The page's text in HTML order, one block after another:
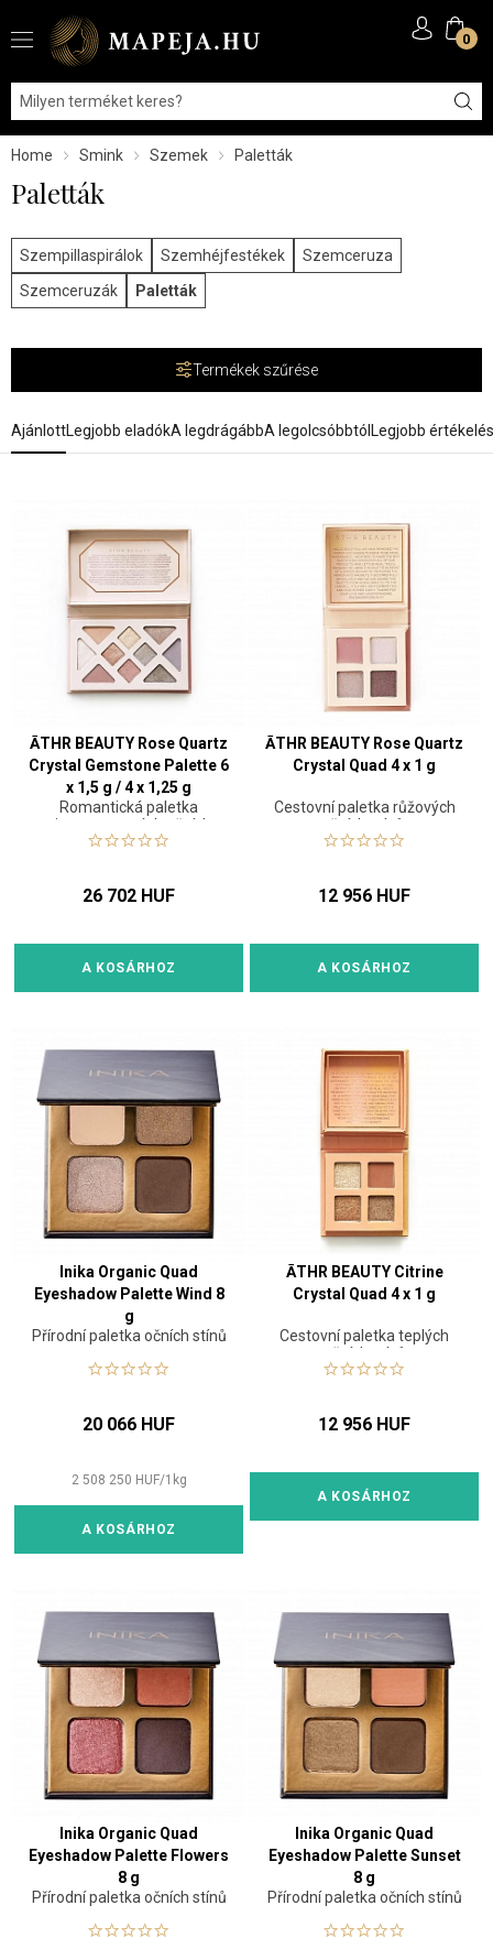
0
Home Smink Szemek Paletták
Paletták
Szempillaspirálok Szemhéjfestékek
Szemceruza
Szemceruzák
Paletták
Termékek szűrése
AjánlottLegjobb eladókA legdrágábbA legolcsóbbtól Legjobb értékelés
ĀTHR BEAUTY Rose Quartz
Crystal Gemstone Palette 6
x 1,5 g / 4 x 1,25 g
Romantická paletka
pigmentovaných očních
stínů
26 702 HUF
A KOSÁRHOZ
ĀTHR BEAUTY Rose Quartz
Crystal Quad 4 x 1 g
Cestovní paletka růžových
očních stínů.
12 956 HUF
A KOSÁRHOZ
Inika Organic Quad
Eyeshadow Palette Wind 8
g
Přírodní paletka očních stínů
20 066 HUF
2 508 250 HUF/1 kg
A KOSÁRHOZ
ĀTHR BEAUTY Citrine
Crystal Quad 4 x 1 g
Cestovní paletka teplých
očních stínů
12 956 HUF
A KOSÁRHOZ
Inika Organic Quad
Eyeshadow Palette Flowers
8 g
Přírodní paletka očních stínů
Inika Organic Quad
Eyeshadow Palette Sunset
8 g
Přírodní paletka očních stínů